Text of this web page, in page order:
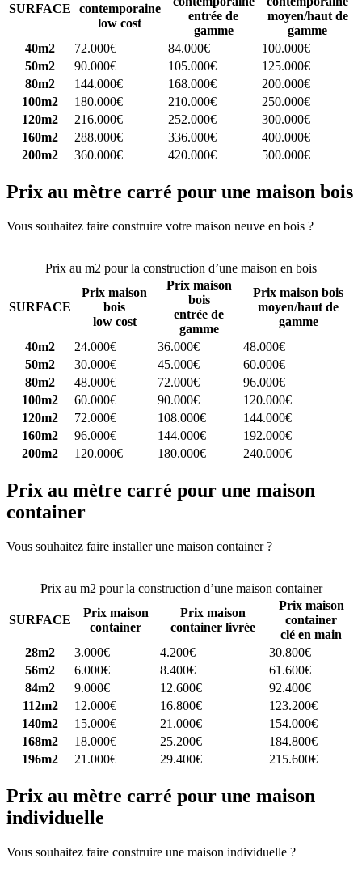
SURFACE
contemporaine
low cost
entrée de
gamme
moyen/haut de
gamme
40m2
72.000€ 84.000€
100.000€
50m2
90.000€ 105.000€
125.000€
80m2
144.000€ 168.000€
200.000€
100m2
180.000€ 210.000€
250.000€
120m2
216.000€ 252.000€
300.000€
160m2
288.000€ 336.000€
400.000€
200m2
360.000€ 420.000€ 500.000€
Prix au mètre carré pour une maison bois
Vous souhaitez faire construire votre maison neuve en bois ?
Prix au m2 pour la construction d’une maison en bois
SURFACE
Prix maison
bois
low cost
Prix maison
bois
entrée de
gamme
Prix maison bois
moyen/haut de
gamme
40m2
24.000€ 36.000€
48.000€
50m2
30.000€ 45.000€
60.000€
80m2
48.000€ 72.000€
96.000€
100m2
60.000€ 90.000€
120.000€
120m2
72.000€ 108.000€
144.000€
160m2
96.000€ 144.000€
192.000€
200m2
120.000€ 180.000€ 240.000€
Prix au mètre carré pour une maison
container
Vous souhaitez faire installer une maison container ?
Prix au m2 pour la construction d’une maison container
SURFACE
Prix maison
container
Prix maison
container livrée
Prix maison
container
clé en main
28m2
3.000€ 4.200€
30.800€
56m2
6.000€ 8.400€
61.600€
84m2
9.000€ 12.600€
92.400€
112m2
12.000€ 16.800€
123.200€
140m2
15.000€ 21.000€
154.000€
168m2
18.000€ 25.200€
184.800€
196m2
21.000€ 29.400€ 215.600€
Prix au mètre carré pour une maison
individuelle
Vous souhaitez faire construire une maison individuelle ?